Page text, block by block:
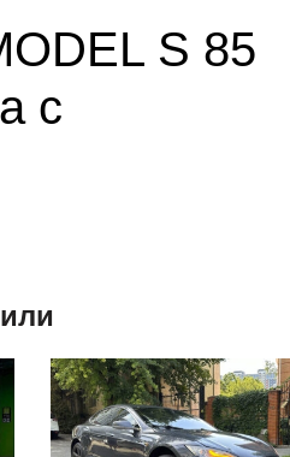
S 85
с